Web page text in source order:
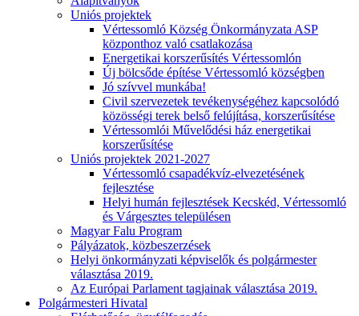
Uniós projektek
Vértessomló Község Önkormányzata ASP
központhoz való csatlakozása
Energetikai korszerűsítés Vértessomlón
Új bölcsőde építése Vértessomló községben
Jó szívvel munkába!
Civil szervezetek tevékenységéhez kapcsolódó
közösségi terek belső felújítása, korszerűsítése
Vértessomlói Művelődési ház energetikai
korszerűsítése
Uniós projektek 2021-2027
Vértessomló csapadékvíz-elvezetésének
fejlesztése
Helyi humán fejlesztések Kecskéd, Vértessomló
és Várgesztes településen
Magyar Falu Program
Pályázatok, közbeszerzések
Helyi önkormányzati képviselők és polgármester
választása 2019.
Az Európai Parlament tagjainak választása 2019.
Polgármesteri Hivatal